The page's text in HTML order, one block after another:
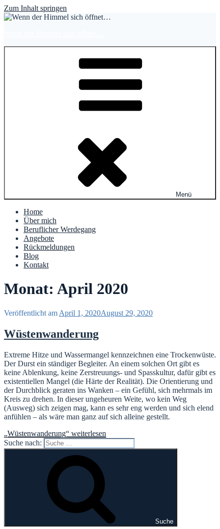
Zum Inhalt springen
Menü
Home
Über mich
Beruflicher Werdegang
Angebote
Rückmeldungen
Blog
Kontakt
Monat: April 2020
Veröffentlicht am April 1, 2020August 29, 2020
Wüstenwanderung
Extreme Hitze und Wassermangel kennzeichnen eine Trockenwüste.
Der Durst ein ständiger Begleiter. An einem solchen Ort gibt es
keine Ablenkung, keine Zerstreuungs- und Spasskultur, dafür gibt es
existentiellen Mangel (die Härte der Realität). Die Orientierung und
der Durchblick geraten ins Wanken – ein Gefühl, sich mehrmals im
Kreis zu drehen. In dieser ungeheuren Weite, wo kein Weg
(Ausweg) sich zeigen mag, kann es sehr eng werden und sich elend
anfühlen – als wäre man ganz auf sich alleine gestellt.
„Wüstenwanderung“ weiterlesen
Suche nach:
Suche